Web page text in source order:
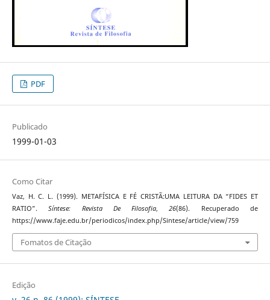
PDF
Publicado
1999-01-03
Como Citar
Vaz, H. C. L. (1999). METAFÍSICA E FÉ CRISTÃ:UMA LEITURA DA “FIDES ET
RATIO”.Síntese: Revista De Filosofia,26(86). Recuperado de
https://www.faje.edu.br/periodicos/index.php/Sintese/article/view/759
Fomatos de Citação
Edição